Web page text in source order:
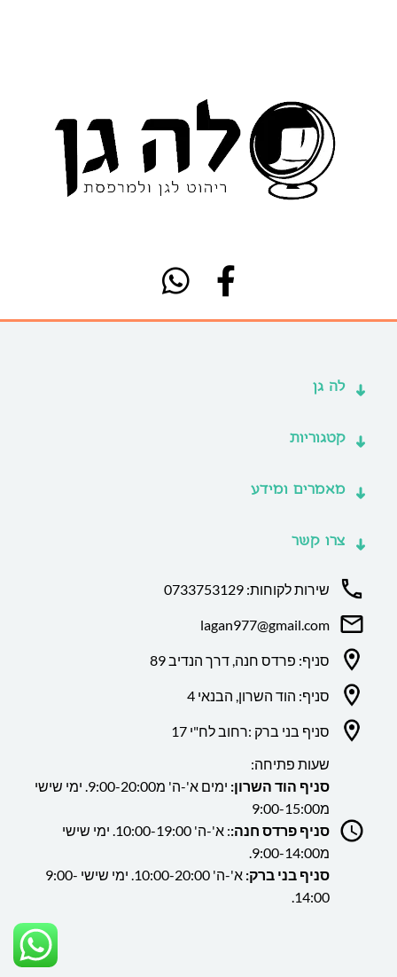
לה גן
קטגוריות
מאמרים ומידע
צרו קשר
שירות לקוחות: 0733753129
lagan977@gmail.com
סניף: פרדס חנה, דרך הנדיב 89
סניף: הוד השרון, הבנאי 4
סניף בני ברק :רחוב לח"י 17
שעות פתיחה:
סניף הוד השרון:
ימים א'-ה' מ9:00-20:00. ימי שישי
מ9:00-15:00
סניף פרדס חנה:
: א'-ה' 10:00-19:00. ימי שישי
מ9:00-14:00.
סניף בני ברק:
א'-ה' 10:00-20:00. ימי שישי 9:00-
14:00.